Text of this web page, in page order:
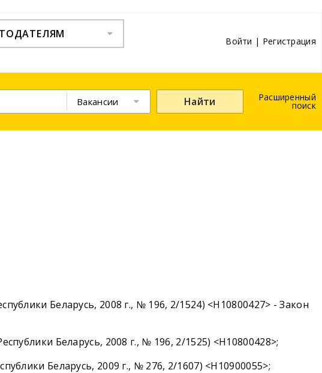
Войти | Регистрация
Вакансии Найти Расширенный
поиск
Беларусь, 2008 г., № 196, 2/1524) <H10800427> - Закон
Беларусь, 2008 г., № 196, 2/1525) <H10800428>;
Беларусь, 2009 г., № 276, 2/1607) <H10900055>;